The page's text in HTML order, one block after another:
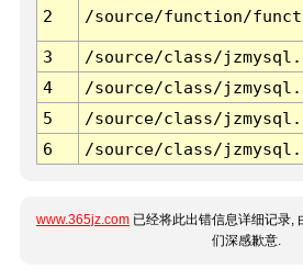
2 /source/function/
3 /source/class/
4
/source/class/
5
/source/class/
6
/source/class/
www.365jz.com 已经将此出错信息详细记录,
们深感歉意.